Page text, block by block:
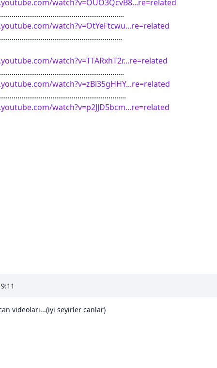
watch?v=OUO3QcvB8...re=related
watch?v=OtYeFtcwu...re=related
watch?v=TTARxhT2r...re=related
watch?v=zBi35gHHY...re=related
watch?v=p2JJD5bcm...re=related
videoları...(iyi seyirler canlar)